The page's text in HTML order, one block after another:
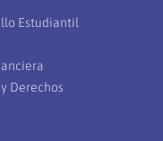
Estudiantil
Derechos